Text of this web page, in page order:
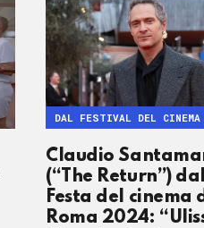
Claudio
(“The Return”)
Festa del cinema
Roma 2024:
DAL FESTIVAL DEL CINEMA